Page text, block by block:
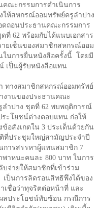
คณะกรรมการดำเนินการ
ให้สหกรณ์ออมทรัพย์ครูลำปาง
ดถอนประธานคณะกรรมการ
ดที่ 62 พร้อมกับได้แนบเอกสาร
ายเซ็นของสมาชิกสหกรณ์ออม
ในการยื่นหนังสือครั้งนี้
โดยมี
เป็นผู้รับหนังสือแทน
ทางสมาชิกสหกรณ์ออมทรัพย์
งานของประธานคณะ
ลำปาง ชุดที่ 62 พบพฤติการณ์
ระโยชน์ต่างตอบแทน ก่อให้
ข้อสังเกตใน 3 ประเด็นด้วยกัน
ที่ประชุมใหญ่สามัญประจำปี
การสรรหาผู้แทนสมาชิก 7
พาหนะคนละ 800 บาท ในการ
บจ่ายให้สมาชิกที่เข้าร่วม
เป็นการลิดรอนสิทธิพึงได้ของ
เชื่อว่าทุจริตต่อหน้าที่ และ
ลประโยชน์ทับซ้อน กรณีการ